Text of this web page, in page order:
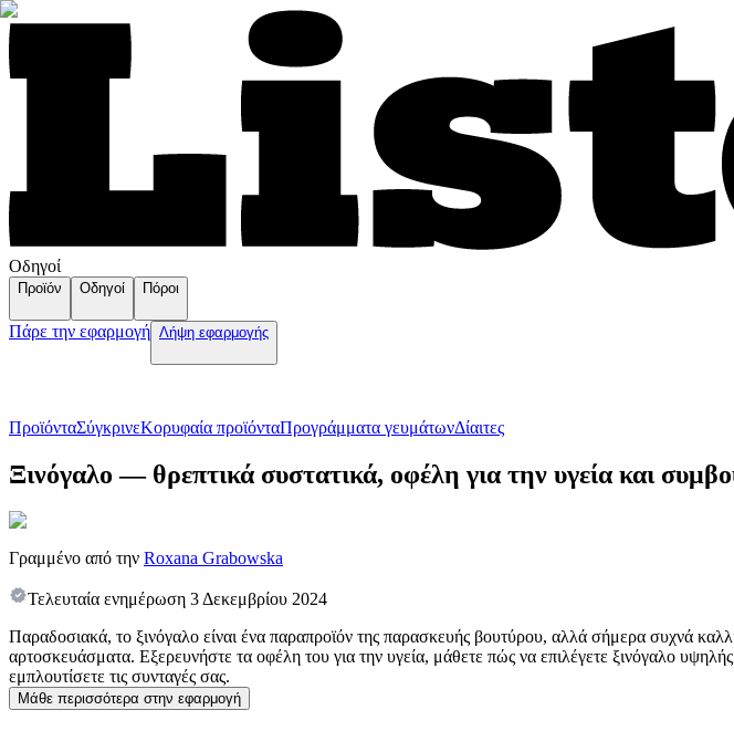
Οδηγοί
Προϊόν Οδηγοί Πόροι
Πάρε την εφαρμογή Λήψη εφαρμογής
ΠροϊόνταΣύγκρινεΚορυφαία προϊόνταПρογράμματα γευμάτωνΔίαιτες
Ξινόγαλο — θρεπτικά συστατικά, οφέλη για την υγεία και
Γραμμένο από την Roxana Grabowska
Τελευταία ενημέρωση 3 Δεκεμβρίου 2024
Παραδοσιακά, το ξινόγαλο είναι ένα παραπροϊόν της παρασκευής βουτύρου, αλλά σήμερα συχνά
αρτοσκευάσματα. Εξερευνήστε τα οφέλη του για την υγεία, μάθετε πώς να επιλέγετε ξινόγαλο
εμπλουτίσετε τις συνταγές σας.
Μάθε περισσότερα στην εφαρμογή